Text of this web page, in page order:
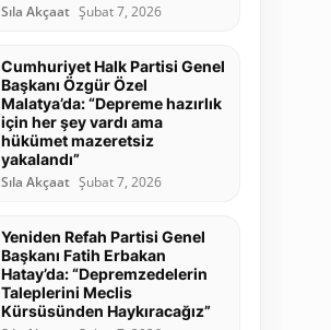
Sıla Akçaat Şubat 7, 2026
Cumhuriyet Halk Partisi Genel
Başkanı Özgür Özel
Malatya’da: “Depreme hazırlık
için her şey vardı ama
hükümet mazeretsiz
yakalandı”
Sıla Akçaat Şubat 7, 2026
Yeniden Refah Partisi Genel
Başkanı Fatih Erbakan
Hatay’da: “Depremzedelerin
Taleplerini Meclis
Kürsüsünden Haykıracağız”